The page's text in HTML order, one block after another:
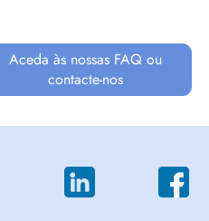
Aceda às nossas FAQ ou
contacte-nos